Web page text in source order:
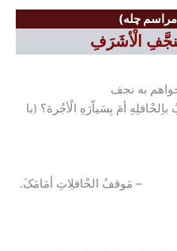
(مراسم چله)
الْأشَرَفِ
به نجف
بِسَیاّرَهِ الْأجُرهَ؟ (با
أمَامَکَ.
که آمدی؟)